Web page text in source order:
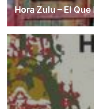
Hora Zulu – El